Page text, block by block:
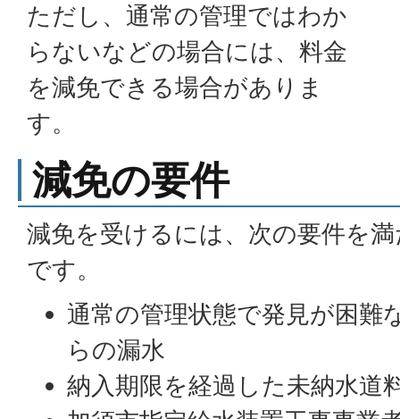
ただし、通常の管理ではわか
らないなどの場合には、料金
を減免できる場合がありま
す。
減免の要件
減免を受けるには、次の要件を
です。
通常の管理状態で発見が困難
らの漏水
納入期限を経過した未納水道